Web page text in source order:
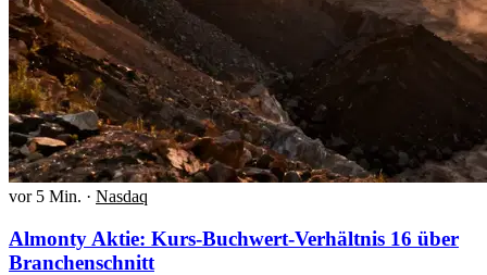
vor 5 Min. · Nasdaq
Almonty Aktie: Kurs-Buchwert-Verhältnis 16 über
Branchenschnitt